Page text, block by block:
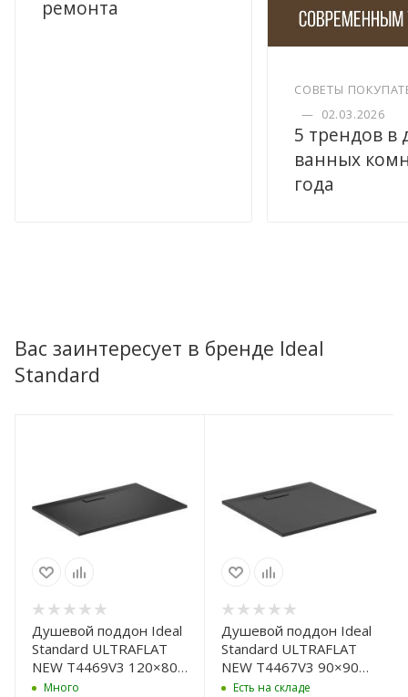
ремонта
СОВЕТЫ
— 02.03.2026
5 трендов в
ванных
года
Вас заинтересует в бренде Ideal
Standard
Душевой поддон Ideal
Standard ULTRAFLAT
NEW T4469V3 120×80
смМного
Душевой поддон Ideal
Standard ULTRAFLAT
NEW T4467V3 90×90
смЕсть на складе